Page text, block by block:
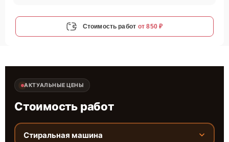
Стоимость работ от 850 ₽
АКТУАЛЬНЫЕ ЦЕНЫ
Стоимость работ
Стиральная машина